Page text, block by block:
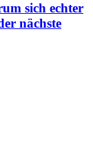
sich echter
nächste